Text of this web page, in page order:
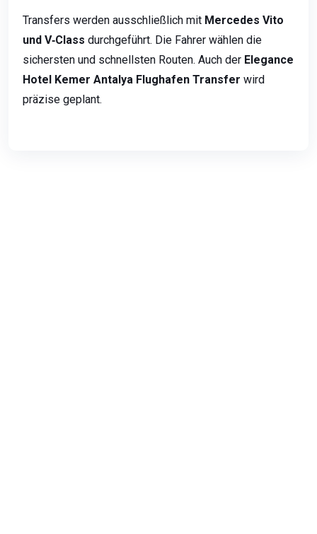
Transfers werden ausschließlich mit Mercedes Vito
und V‑Class durchgeführt. Die Fahrer wählen die
sichersten und schnellsten Routen. Auch der Elegance
Hotel Kemer Antalya Flughafen Transfer wird
präzise geplant.